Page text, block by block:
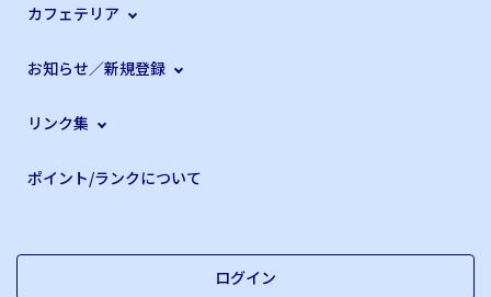
カフェテリア
お知らせ／新規登録
リンク集
ポイント/ランクについて
ログイン